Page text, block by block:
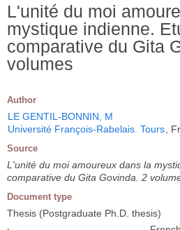
L'unité du moi
mystique indienne.
comparative du Gita
volumes
Author
LE GENTIL-BONNIN, M
Université François-Rabelais. Tours ,
Source
L'unité du moi amoureux dans la
comparative du Gita Govinda. 2
Document type
Thesis (Postgraduate Ph.D. thesis)